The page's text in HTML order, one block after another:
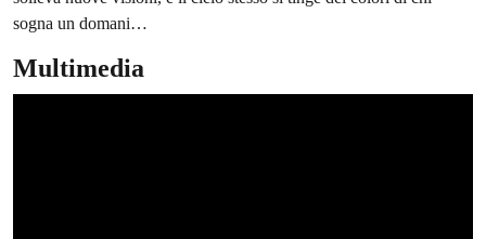
sogna un domani…
Multimedia